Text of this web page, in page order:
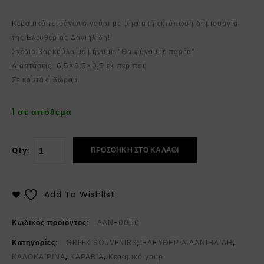
Κεραμικό τετράγωνο γούρι με ψηφιακή εκτύπωση δημιουργία
της Ελευθερίας Δανιηλίδη!
Σχέδιο βαρκούλα με μήνυμα “Θα φύγουμε παρέα”
Διαστάσεις: 6,5×6,5×0,5 εκ περίπου
Σε κουτάκι δώρου.
1 σε απόθεμα
Qty: ΠΡΟΣΘΉΚΗ ΣΤΟ ΚΑΛΆΘΙ
Add To Wishlist
Κωδικός προϊόντος:
ΔΑΝ-0050
Κατηγορίες:
GREEK SOUVENIRS, ΕΛΕΥΘΕΡΙΑ ΔΑΝΙΗΛΙΔΗ,
ΚΑΛΟΚΑΙΡΙΝΑ, ΚΑΡΑΒΙΑ, Κεραμικό γούρι